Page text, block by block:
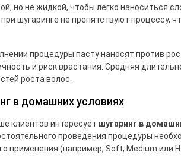
но не жидкой, чтобы легко наноситься
шугаринге не препятствуют процессу,
процедуры пасту наносят против
и риск врастания. Средняя
роста волос.
в домашних условиях
клиентов интересует шугаринг в
проведения процедуры
применения (например, Soft, Medium или